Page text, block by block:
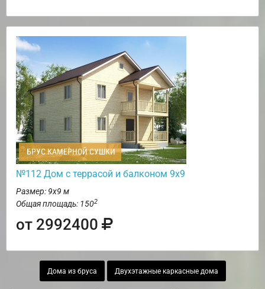
БРУС КАМЕРНОЙ СУШКИ
№112 Дом с террасой и балконом 9х9
Размер: 9х9 м
Общая площадь: 1502
от 2992400
Дома из бруса Двухэтажные каркасные дома